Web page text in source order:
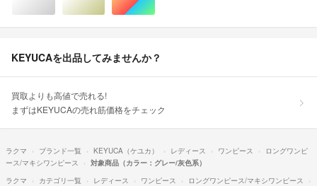
シルバー/銀色系ゴールド/金色系マルチカラー
KEYUCAを出品してみませんか？
買取よりも高値で売れる!
まずはKEYUCAの売れ筋価格をチェック
ラクマ ブランド一覧 KEYUCA（ケユカ） レディース ワンピース
ロングワンピ
ース/マキシワンピース
対象商品（カラー：グレー/灰色系）
ラクマ
カテゴリ一覧 レディース ワンピース
ロングワンピース/マキシワンピース